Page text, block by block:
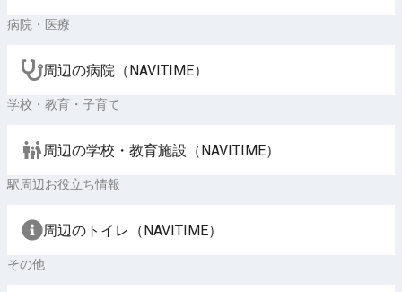
病院・医療
周辺の病院（NAVITIME）
学校・教育・子育て
周辺の学校・教育施設（NAVITIME）
駅周辺お役立ち情報
周辺のトイレ（NAVITIME）
その他